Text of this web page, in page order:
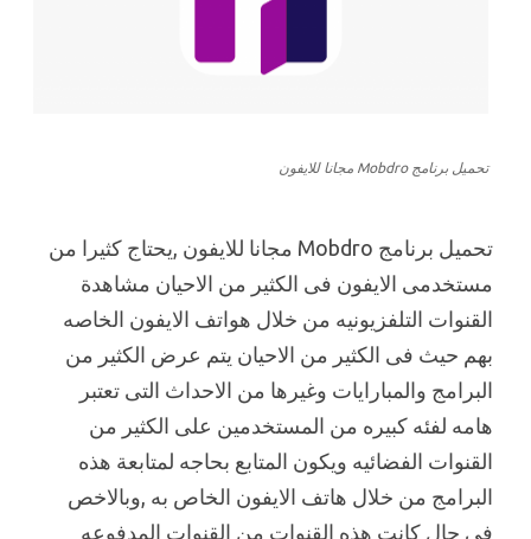
تحميل برنامج Mobdro مجانا للايفون
تحميل برنامج Mobdro مجانا للايفون ,يحتاج كثيرا من
مستخدمى الايفون فى الكثير من الاحيان مشاهدة
القنوات التلفزيونيه من خلال هواتف الايفون الخاصه
بهم حيث فى الكثير من الاحيان يتم عرض الكثير من
البرامج والمبارايات وغيرها من الاحداث التى تعتبر
هامه لفئه كبيره من المستخدمين على الكثير من
القنوات الفضائيه ويكون المتابع بحاجه لمتابعة هذه
البرامج من خلال هاتف الايفون الخاص به ,وبالاخص
فى حال كانت هذه القنوات من القنوات المدفوعه